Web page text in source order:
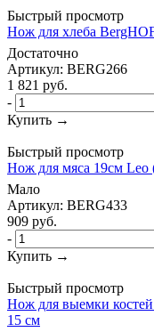
Быстрый просмотр
Нож для хлеба
Достаточно
Артикул: BERG266
1 821 руб.
-
Купить →
Быстрый просмотр
Нож для мяса 19см Leo
Мало
Артикул: BERG433
909 руб.
-
Купить →
Быстрый просмотр
Нож для выемки
15 см